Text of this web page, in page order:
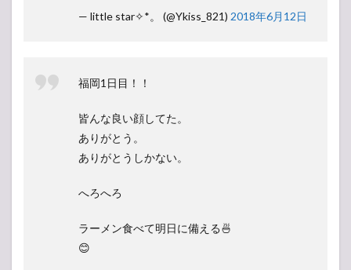
— little star✧*。 (@Ykiss_821) 2018年6月12日
福岡1日目！！
皆んな良い顔してた。
ありがとう。
ありがとうしかない。
へろへろ
ラーメン食べて明日に備える🍜
😊